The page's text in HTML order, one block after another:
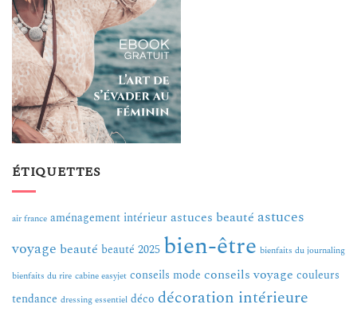
ÉTIQUETTES
air france aménagement intérieurastuces beauté astuces
voyage beauté beauté 2025 bien-être bienfaits du journaling
bienfaits du rire cabine easyjet conseils mode conseils voyage couleurs
tendance dressing essentiel déco décoration intérieure